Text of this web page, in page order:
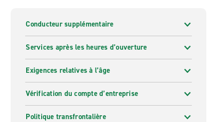
Conducteur supplémentaire
Services après les heures d’ouverture
Exigences relatives à l’âge
Vérification du compte d’entreprise
Politique transfrontalière